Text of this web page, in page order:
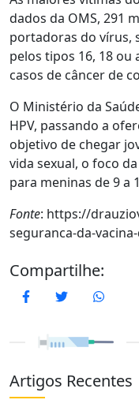
dados da OMS, 291
portadoras do vírus,
pelos tipos 16, 18 ou
casos de câncer de
O Ministério da
HPV, passando a
objetivo de chegar
vida sexual, o foco
para meninas de 9 a
Fonte: https://
seguranca-da-
Compartilhe:
FacebookTwitter
Artigos Recentes